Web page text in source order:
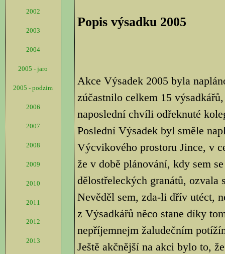
2002
2003
2004
2005 - jaro
2005 - podzim
2006
2007
2008
2009
2010
2011
2012
2013
Popis výsadku 2005
Akce Výsadek 2005 byla
zúčastnilo celkem 15
naposlední chvíli odřeknuté
Poslední Výsadek byl směle
Výcvikového prostoru Jince, v
že v době plánování, kdy sem
dělostřeleckých granátů, ozvala
Nevěděl sem, zda-li dřív utéct,
z Výsadkářů něco stane díky
nepříjemnejm žaludečním
Ještě akčnější na akci bylo to,